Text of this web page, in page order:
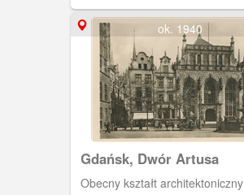
ok. 1940
Gdańsk, Dwór Artusa
Obecny kształt architektoniczny